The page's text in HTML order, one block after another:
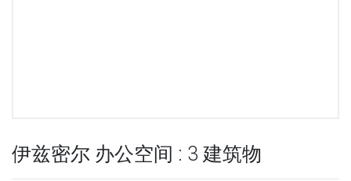
伊兹密尔 办公空间 : 3 建筑物